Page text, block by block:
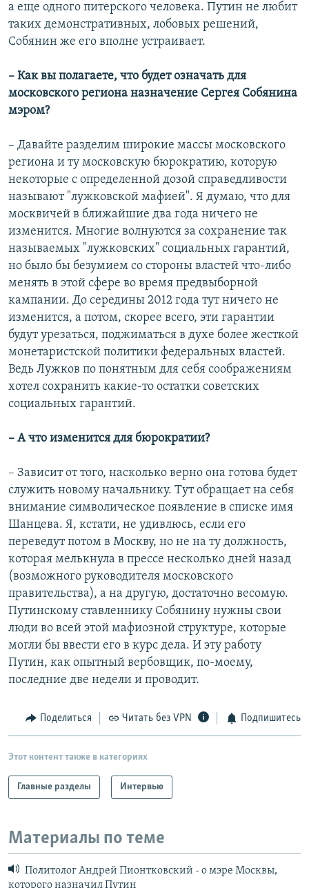
а еще одного питерского человека. Путин не любит
таких демонстративных, лобовых решений,
Собянин же его вполне устраивает.
– Как вы полагаете, что будет означать для
московского региона назначение Сергея Собянина
мэром?
– Давайте разделим широкие массы московского
региона и ту московскую бюрократию, которую
некоторые с определенной дозой справедливости
называют "лужковской мафией". Я думаю, что для
москвичей в ближайшие два года ничего не
изменится. Многие волнуются за сохранение так
называемых "лужковских" социальных гарантий,
но было бы безумием со стороны властей что-либо
менять в этой сфере во время предвыборной
кампании. До середины 2012 года тут ничего не
изменится, а потом, скорее всего, эти гарантии
будут урезаться, поджиматься в духе более жесткой
монетаристской политики федеральных властей.
Ведь Лужков по понятным для себя соображениям
хотел сохранить какие-то остатки советских
социальных гарантий.
– А что изменится для бюрократии?
– Зависит от того, насколько верно она готова будет
служить новому начальнику. Тут обращает на себя
внимание символическое появление в списке имя
Шанцева. Я, кстати, не удивлюсь, если его
переведут потом в Москву, но не на ту должность,
которая мелькнула в прессе несколько дней назад
(возможного руководителя московского
правительства), а на другую, достаточно весомую.
Путинскому ставленнику Собянину нужны свои
люди во всей этой мафиозной структуре, которые
могли бы ввести его в курс дела. И эту работу
Путин, как опытный вербовщик, по-моему,
последние две недели и проводит.
Поделиться Читать без VPN Подпишитесь
Этот контент также в категориях
Главные разделы Интервью
Материалы по теме
Политолог Андрей Пионтковский - о мэре Москвы,
которого назначил Путин